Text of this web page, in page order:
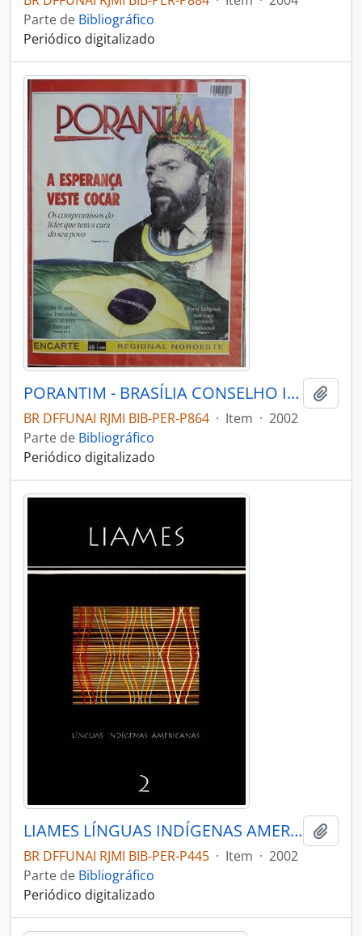
Parte de Bibliográfico
Periódico digitalizado
PORANTIM - BRASÍLIA CONSELHO INDIGENISTA MISSIONÁRIO - 2002 - Nº250
BR DFFUNAI RJMI BIB-PER-P864 · Item · 2002
Parte de Bibliográfico
Periódico digitalizado
LIAMES LÍNGUAS INDÍGENAS AMERICANAS - CAMPINAS SP UNICAMP INSTITUTO DE EST - 2002 - Nº02
BR DFFUNAI RJMI BIB-PER-P445 · Item · 2002
Parte de Bibliográfico
Periódico digitalizado